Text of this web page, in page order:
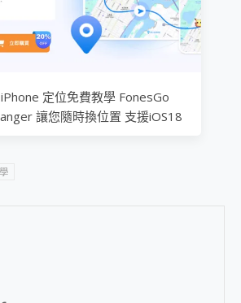
定位免費教學 FonesGo
讓您隨時換位置 支援iOS18